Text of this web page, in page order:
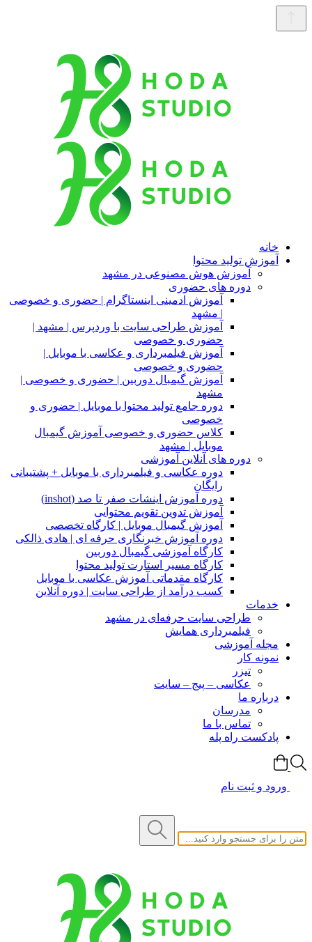
خانه
آموزش تولید محتوا
آموزش هوش مصنوعی در مشهد
دوره های حضوری
آموزش ادمینی اینستاگرام | حضوری و خصوصی
| مشهد
آموزش طراحی سایت با وردپرس | مشهد |
حضوری و خصوصی
آموزش فیلمبرداری و عکاسی با موبایل |
حضوری و خصوصی
آموزش گیمبال دوربین | حضوری و خصوصی |
مشهد
دوره جامع تولید محتوا با موبایل | حضوری و
خصوصی
کلاس حضوری و خصوصی آموزش گیمبال
موبایل | مشهد
دوره های آنلاین آموزشی
دوره عکاسی و فیلمبرداری با موبایل + پشتیبانی
رایگان
دوره آموزش اینشات صفر تا صد (inshot)
آموزش تدوین تقویم محتوایی
آموزش گیمبال موبایل | کارگاه تخصصی
دوره آموزش خبرنگاری حرفه ای | هادی ذالکی
کارگاه آموزشی گیمبال دوربین
کارگاه مسیر استارت تولید محتوا
کارگاه مقدماتی آموزش عکاسی با موبایل
کسب درآمد از طراحی سایت | دوره آنلاین
خدمات
طراحی سایت حرفه‌ای در مشهد
فیلمبرداری همایش
مجله آموزشی
نمونه کار
تیزر
عکاسی – پیج – سایت
درباره ما
مدرسان
تماس با ما
پادکست راه پله
ورود و ثبت نام